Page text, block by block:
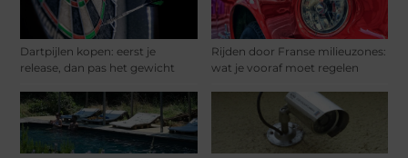
Dartpijlen kopen: eerst je
release, dan pas het gewicht
Rijden door Franse milieuzones:
wat je vooraf moet regelen